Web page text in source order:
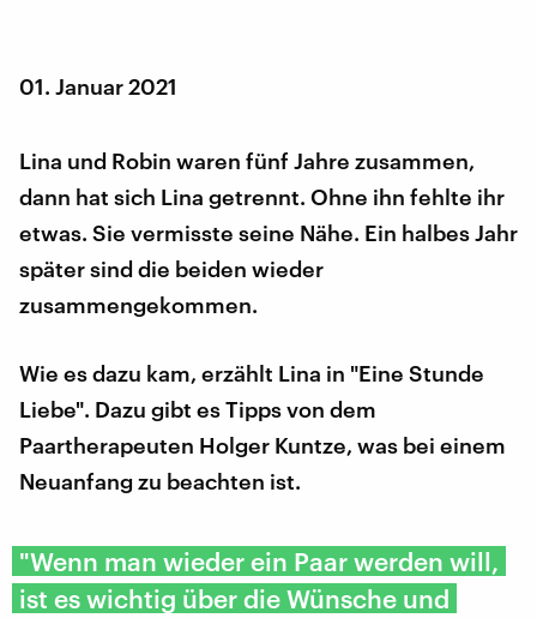
01. Januar 2021
Lina und Robin waren fünf Jahre zusammen,
dann hat sich Lina getrennt. Ohne ihn fehlte ihr
etwas. Sie vermisste seine Nähe. Ein halbes Jahr
später sind die beiden wieder
zusammengekommen.
Wie es dazu kam, erzählt Lina in "Eine Stunde
Liebe". Dazu gibt es Tipps von dem
Paartherapeuten Holger Kuntze, was bei einem
Neuanfang zu beachten ist.
"Wenn man wieder ein Paar werden will,
ist es wichtig über die Wünsche und